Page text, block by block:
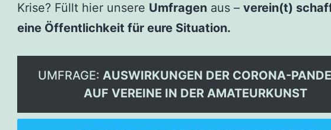
Krise? Füllt hier unsere Umfragen aus – verein(t)
eine Öffentlichkeit für eure Situation.
UMFRAGE: AUSWIRKUNGEN DER CORONA-
AUF VEREINE IN DER AMATEURKUNST